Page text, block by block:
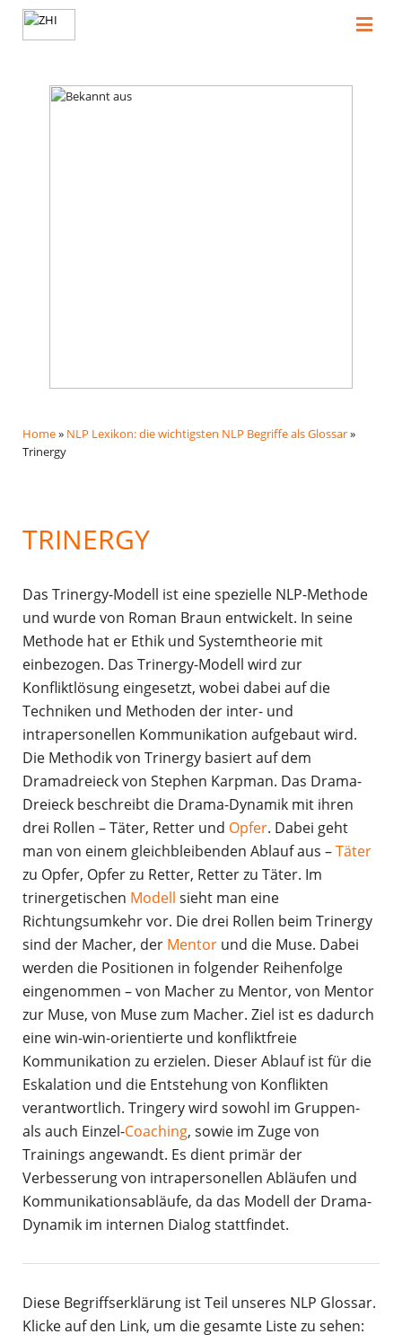
Home» NLP Lexikon: die wichtigsten NLP Begriffe als Glossar»
Trinergy
TRINERGY
Das Trinergy-Modell ist eine spezielle NLP-Methode
und wurde von Roman Braun entwickelt. In seine
Methode hat er Ethik und Systemtheorie mit
einbezogen. Das Trinergy-Modell wird zur
Konfliktlösung eingesetzt, wobei dabei auf die
Techniken und Methoden der inter- und
intrapersonellen Kommunikation aufgebaut wird.
Die Methodik von Trinergy basiert auf dem
Dramadreieck von Stephen Karpman. Das Drama-
Dreieck beschreibt die Drama-Dynamik mit ihren
drei Rollen – Täter, Retter und Opfer. Dabei geht
man von einem gleichbleibenden Ablauf aus –Täter
zu Opfer, Opfer zu Retter, Retter zu Täter. Im
trinergetischen Modell sieht man eine
Richtungsumkehr vor. Die drei Rollen beim Trinergy
sind der Macher, der Mentor und die Muse. Dabei
werden die Positionen in folgender Reihenfolge
eingenommen – von Macher zu Mentor, von Mentor
zur Muse, von Muse zum Macher. Ziel ist es dadurch
eine win-win-orientierte und konfliktfreie
Kommunikation zu erzielen. Dieser Ablauf ist für die
Eskalation und die Entstehung von Konflikten
verantwortlich. Tringery wird sowohl im Gruppen-
als auch Einzel-Coaching, sowie im Zuge von
Trainings angewandt. Es dient primär der
Verbesserung von intrapersonellen Abläufen und
Kommunikationsabläufe, da das Modell der Drama-
Dynamik im internen Dialog stattfindet.
Diese Begriffserklärung ist Teil unseres NLP Glossar.
Klicke auf den Link, um die gesamte Liste zu sehen: